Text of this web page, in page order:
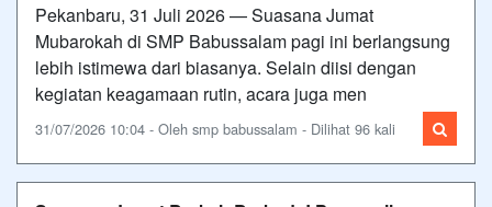
Pekanbaru, 31 Juli 2026 — Suasana Jumat
Mubarokah di SMP Babussalam pagi ini berlangsung
lebih istimewa dari biasanya. Selain diisi dengan
kegiatan keagamaan rutin, acara juga men
31/07/2026 10:04 - Oleh smp babussalam - Dilihat 96 kali